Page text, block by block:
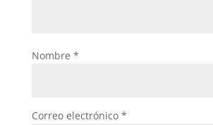
Nombre *
Correo electrónico *